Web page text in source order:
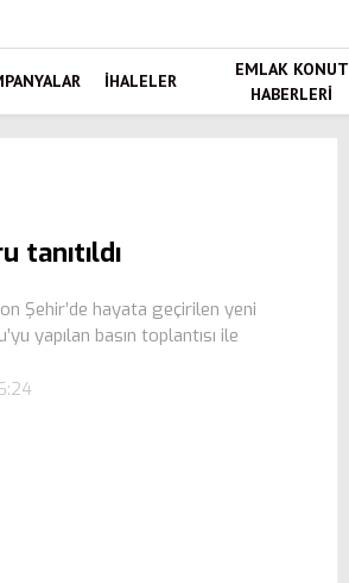
İHALELER
EMLAK KONUT
HABERLERI
tanıtıldı
Şehir’de hayata geçirilen yeni
yapılan basın toplantısı ile